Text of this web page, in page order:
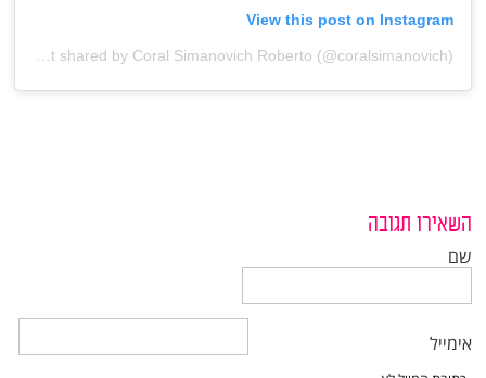
View this post on Instagram
השאירו תגובה
שם
אימייל